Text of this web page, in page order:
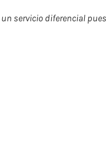
servicio diferencial